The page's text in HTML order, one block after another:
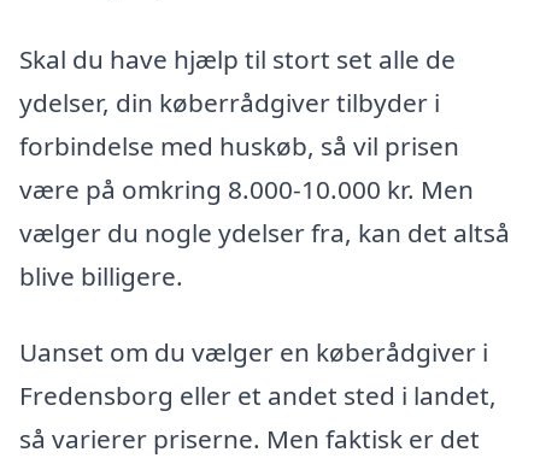
Skal du have hjælp til stort set alle de
ydelser, din køberrådgiver tilbyder i
forbindelse med huskøb, så vil prisen
være på omkring 8.000-10.000 kr. Men
vælger du nogle ydelser fra, kan det altså
blive billigere.
Uanset om du vælger en køberådgiver i
Fredensborg eller et andet sted i landet,
så varierer priserne. Men faktisk er det